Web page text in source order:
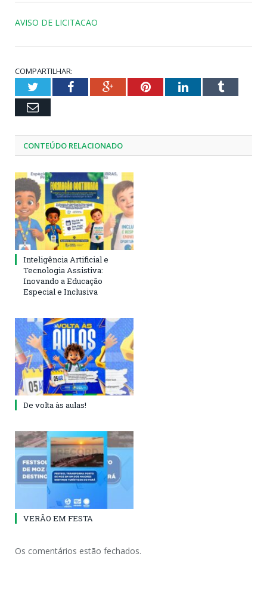
AVISO DE LICITACAO
COMPARTILHAR:
TwitterFacebookGoogle+PinterestLinkedInTumblr
Email
CONTEÚDO RELACIONADO
Inteligência Artificial e
Tecnologia Assistiva:
Inovando a Educação
Especial e Inclusiva
De volta às aulas!
VERÃO EM FESTA
Os comentários estão fechados.